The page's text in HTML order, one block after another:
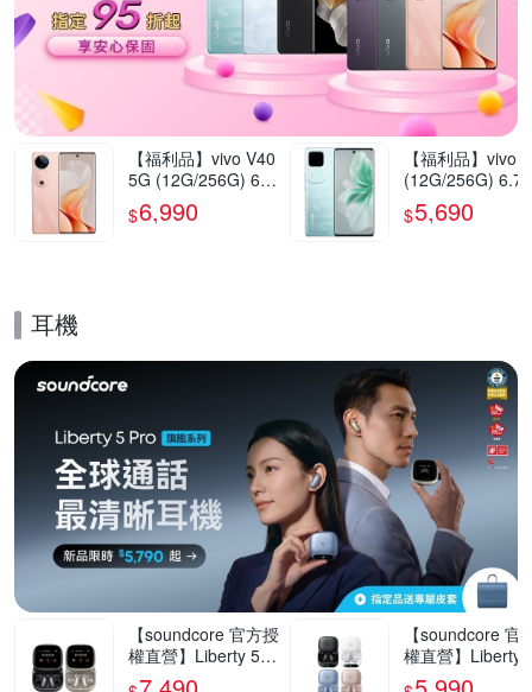
【福利品】vivo V40
5G (12G/256G) 6.7
8吋智慧型手機(9成
新)
$6,990
【福利品】vivo
(12G/256G)
5G智慧型手機(9
新)
$5,690
耳機
【soundcore 官方授
權直營】Liberty 5 P
ro Max AI降噪真無
【soundcore 官
權直營】Liberty
ro AI降噪真無線